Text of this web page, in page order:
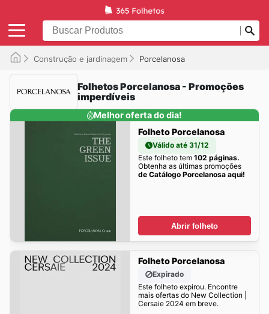
Construção e jardinagem Porcelanosa
Folhetos Porcelanosa - Promoções
imperdíveis
Melhor oferta do dia!
Folheto Porcelanosa
Válido até 31/12
Este folheto tem 102 páginas.
Obtenha as últimas promoções
de Catálogo Porcelanosa aqui!
Abrir folheto
Folheto Porcelanosa
Expirado
Este folheto expirou. Encontre
mais ofertas do New Collection |
Cersaie 2024 em breve.